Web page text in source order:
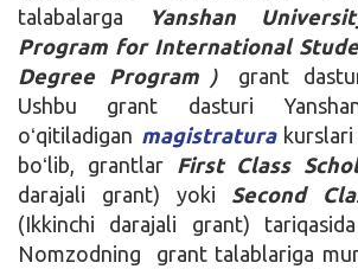
talabalarga
Yanshan
Program for International
Degree Program） grant
Ushbu grant dasturi Yanshan
oʻqitiladigan magistraturakurslari
boʻlib, grantlar
First Class
darajali grant) yoki Second
(Ikkinchi darajali grant)
Nomzodning grant talablariga